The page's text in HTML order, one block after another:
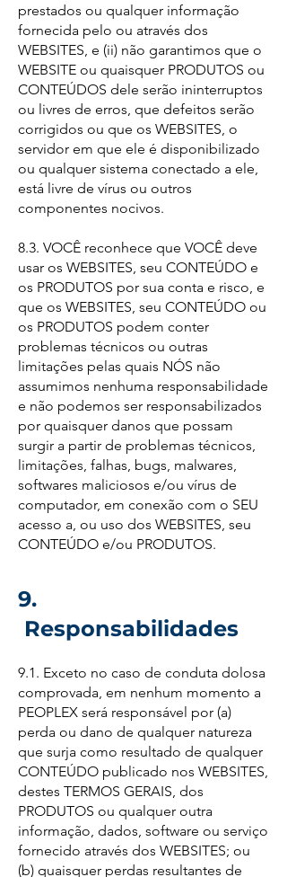
prestados ou qualquer informação
fornecida pelo ou através dos
WEBSITES, e (ii) não garantimos que o
WEBSITE ou quaisquer PRODUTOS ou
CONTEÚDOS dele serão ininterruptos
ou livres de erros, que defeitos serão
corrigidos ou que os WEBSITES, o
servidor em que ele é disponibilizado
ou qualquer sistema conectado a ele,
está livre de vírus ou outros
componentes nocivos.
8.3. VOCÊ reconhece que VOCÊ deve
usar os WEBSITES, seu CONTEÚDO e
os PRODUTOS por sua conta e risco, e
que os WEBSITES, seu CONTEÚDO ou
os PRODUTOS podem conter
problemas técnicos ou outras
limitações pelas quais NÓS não
assumimos nenhuma responsabilidade
e não podemos ser responsabilizados
por quaisquer danos que possam
surgir a partir de problemas técnicos,
limitações, falhas, bugs, malwares,
softwares maliciosos e/ou vírus de
computador, em conexão com o SEU
acesso a, ou uso dos WEBSITES, seu
CONTEÚDO e/ou PRODUTOS.
9.
Responsabilidades
9.1. Exceto no caso de conduta dolosa
comprovada, em nenhum momento a
PEOPLEX será responsável por (a)
perda ou dano de qualquer natureza
que surja como resultado de qualquer
CONTEÚDO publicado nos WEBSITES,
destes TERMOS GERAIS, dos
PRODUTOS ou qualquer outra
informação, dados, software ou serviço
fornecido através dos WEBSITES; ou
(b) quaisquer perdas resultantes de